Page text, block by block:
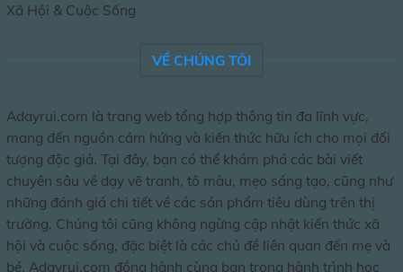
Xã Hội & Cuộc Sống
VỀ CHÚNG TÔI
Adayrui.com là trang web tổng hợp thông tin đa lĩnh vực,
mang đến nguồn cảm hứng và kiến thức hữu ích cho mọi đối
tượng độc giả. Tại đây, bạn có thể khám phá các bài viết
chuyên sâu về dạy vẽ tranh, tô màu, mẹo sáng tạo, cũng như
những đánh giá chi tiết về các sản phẩm tiêu dùng trên thị
trường. Chúng tôi cũng không ngừng cập nhật kiến thức xã
hội và cuộc sống, đặc biệt là các chủ đề liên quan đến mẹ và
bé. Adayrui.com đồng hành cùng bạn trong hành trình học